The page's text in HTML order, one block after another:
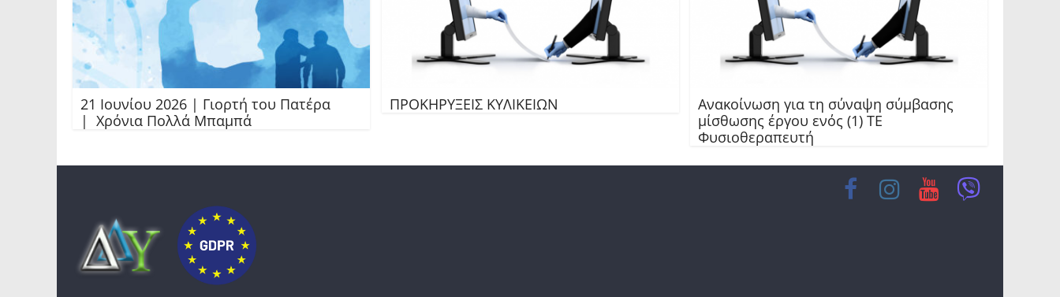
21 Ιουνίου 2026 | Γιορτή του Πατέρα
| Χρόνια Πολλά Μπαμπά
ΠΡΟΚΗΡΥΞΕΙΣ ΚΥΛΙΚΕΙΩΝ
Ανακοίνωση για τη σύναψη σύμβασης
μίσθωσης έργου ενός (1) ΤΕ
Φυσιοθεραπευτή